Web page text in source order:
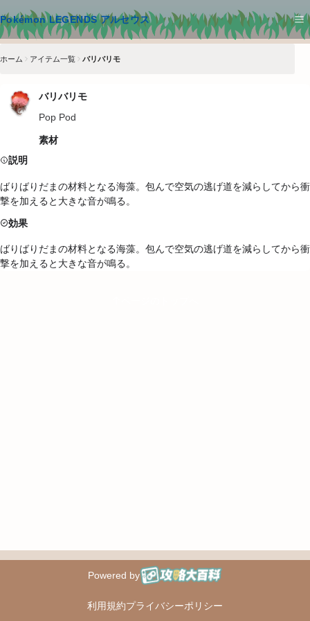
Pokémon LEGENDS アルセウス
メインコンテンツへスキップ
ホーム アイテム一覧 バリバリモ
バリバリモ
Pop Pod
素材
説明
ばりばりだまの材料となる海藻。包んで空気の逃げ道を減らしてから衝
撃を加えると大きな音が鳴る。
効果
ばりばりだまの材料となる海藻。包んで空気の逃げ道を減らしてから衝
撃を加えると大きな音が鳴る。
Powered by
攻略大百科
利用規約プライバシーポリシー